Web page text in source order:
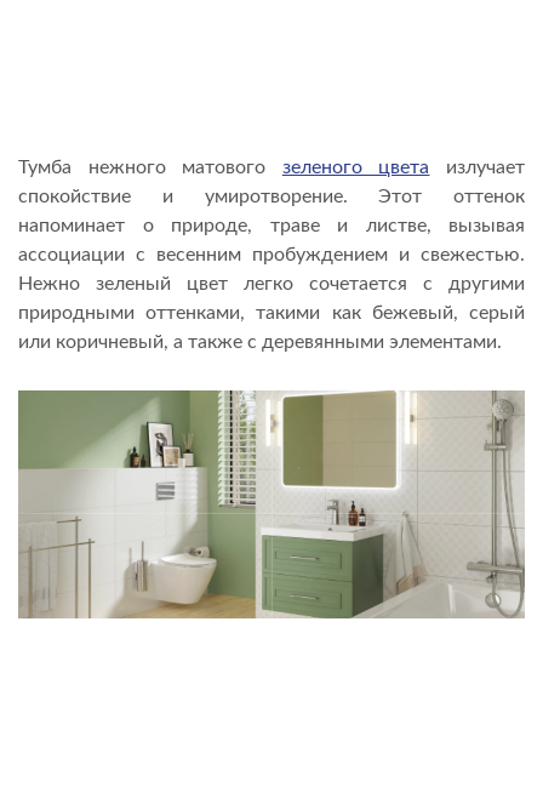
Тумба нежного матового зеленого цвета излучает
спокойствие и умиротворение. Этот оттенок
напоминает о природе, траве и листве, вызывая
ассоциации с весенним пробуждением и свежестью.
Нежно зеленый цвет легко сочетается с другими
природными оттенками, такими как бежевый, серый
или коричневый, а также с деревянными элементами.